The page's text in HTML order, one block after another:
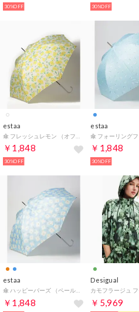
30%OFF 30%OFF
estaa
￥1,848
30%OFF
estaa
￥1,848
30%OFF
estaa
￥1,848
Desigual
￥5,969